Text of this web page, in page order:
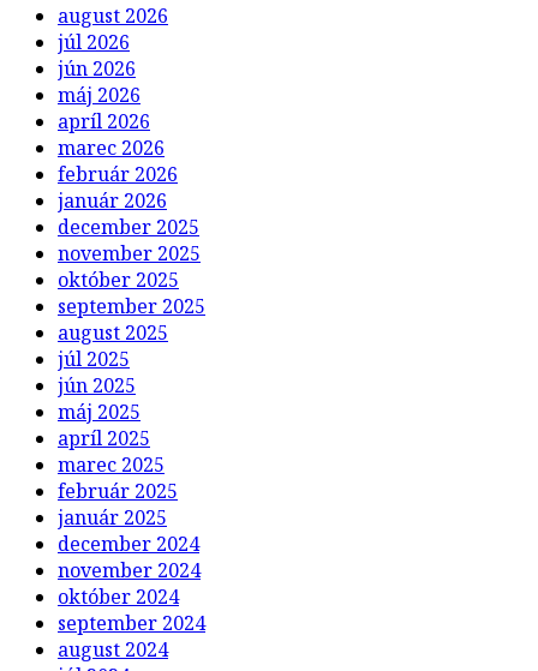
august 2026
júl 2026
jún 2026
máj 2026
apríl 2026
marec 2026
február 2026
január 2026
december 2025
november 2025
október 2025
september 2025
august 2025
júl 2025
jún 2025
máj 2025
apríl 2025
marec 2025
február 2025
január 2025
december 2024
november 2024
október 2024
september 2024
august 2024